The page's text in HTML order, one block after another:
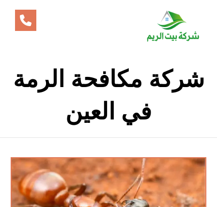
شركة مكافحة الرمة
في العين